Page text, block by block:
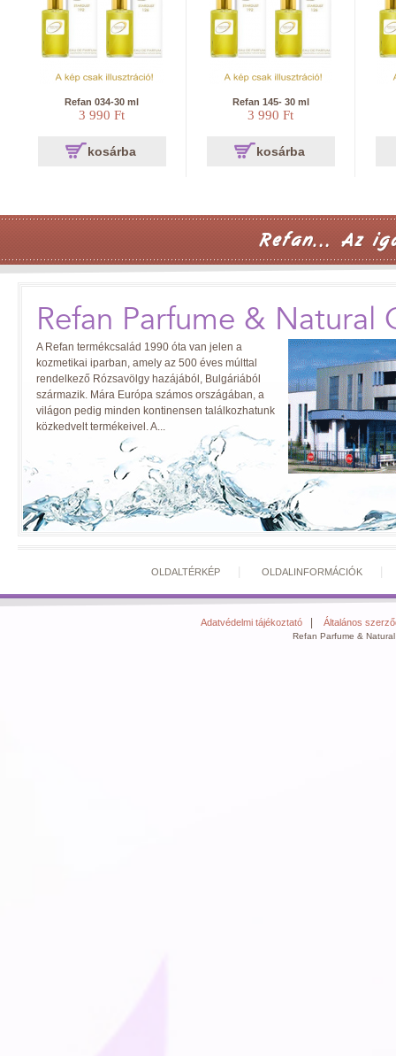
Refan 034-30 ml
3 990 Ft
kosárba
Refan 145- 30 ml
3 990 Ft
kosárba
Refan Parfume & Natural
A Refan termékcsalád 1990 óta van jelen a
kozmetikai iparban, amely az 500 éves múlttal
rendelkező Rózsavölgy hazájából, Bulgáriából
származik. Mára Európa számos országában, a
világon pedig minden kontinensen találkozhatunk
közkedvelt termékeivel. A...
OLDALTÉRKÉP OLDALINFORMÁCIÓK
Adatvédelmi tájékoztató| Általános
Refan Parfume &